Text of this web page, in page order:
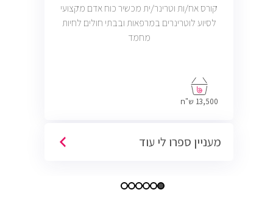
קורס אח/ות וטרינר/ית מכשיר כוח אדם מקצועי
לסיוע לוטרינרים במרפאות ובבתי חולים לחיות
מחמד
13,500 ש"ח
מעניין ספרו לי עוד